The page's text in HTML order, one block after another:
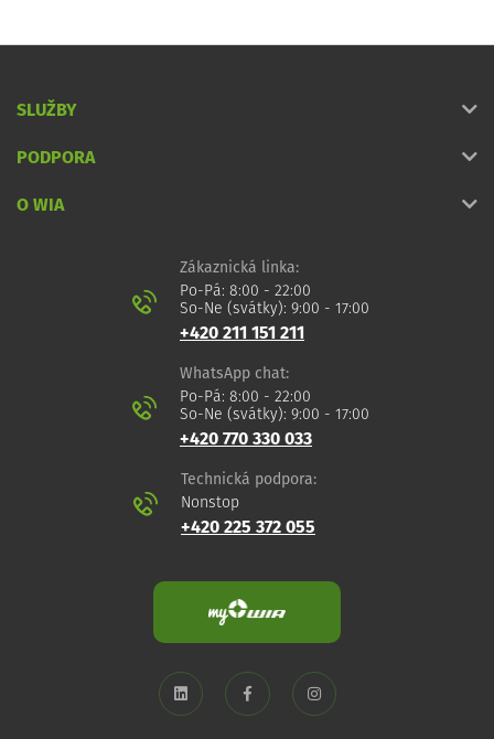
SLUŽBY
PODPORA
O WIA
Zákaznická linka:
Po-Pá: 8:00 - 22:00
So-Ne (svátky): 9:00 - 17:00
+420 211 151 211
WhatsApp chat:
Po-Pá: 8:00 - 22:00
So-Ne (svátky): 9:00 - 17:00
+420 770 330 033
Technická podpora:
Nonstop
+420 225 372 055